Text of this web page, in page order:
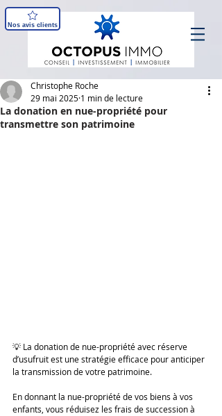
Nos avis clients
La donation en nue-propriété pour
transmettre son patrimoine
Christophe Roche
29 mai 2025 1 min de lecture
💡 La donation de nue-propriété avec réserve
d’usufruit est une stratégie efficace pour anticiper
la transmission de votre patrimoine.
En donnant la nue-propriété de vos biens à vos
enfants, vous réduisez les frais de succession à